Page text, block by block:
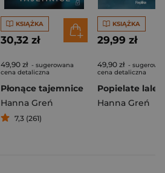
KSIĄŻKA
30,32 zł
49,90 zł - sugerowana
cena detaliczna
Płonące tajemnice
Hanna Greń
7,3 (261)
KSIĄŻKA
29,99 zł
49,90 zł -
cena detaliczna
Hanna Greń